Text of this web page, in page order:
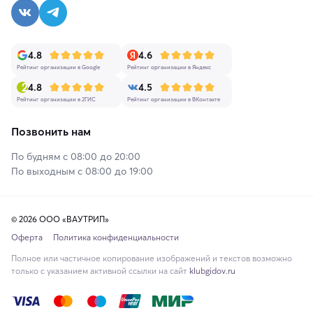
4.8
Рейтинг организации в Google
4.6
Рейтинг организации в Яндекс
4.8
Рейтинг организации в 2ГИС
4.5
Рейтинг организации в ВКонтакте
Позвонить нам
По будням с 08:00 до 20:00
По выходным с 08:00 до 19:00
© 2026 ООО «ВАУТРИП»
Оферта
Политика конфиденциальности
Полное или частичное копирование изображений и текстов возможно
только с указанием активной ссылки на сайт klubgidov.ru